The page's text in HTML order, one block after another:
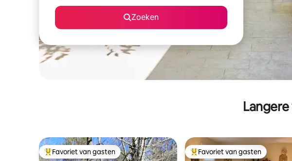
Zoeken
Topfavoriet van gasten
Favoriet van gasten Topfavoriet van gasten
Favoriet van gasten